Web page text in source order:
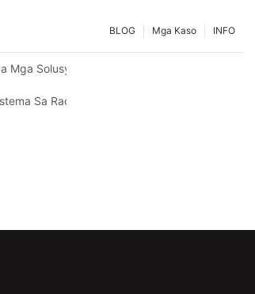
INFO
Mga Kaso
BLOG
Sa Pagtipig
Mga Solusyon Sa Pallet Rack: Mga Uso Ug
Sa Racking: Mga Pangunang Hinungdan